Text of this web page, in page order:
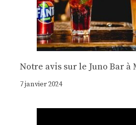
Notre avis sur le Juno Bar
7 janvier 2024